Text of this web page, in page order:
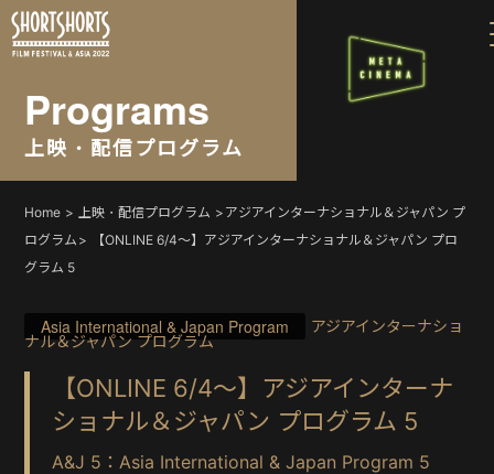
Programs
上映・配信プログラム
Home 上映・配信プログラム
アジアインターナショナル＆ジャパン プ
ログラム
【ONLINE 6/4〜】アジアインターナショナル＆ジャパン プロ
グラム 5
Asia International & Japan Program
アジアインターナショ
ナル＆ジャパン プログラム
【ONLINE 6/4〜】アジアインターナ
ショナル＆ジャパン プログラム 5
A&J 5：Asia International & Japan Program 5